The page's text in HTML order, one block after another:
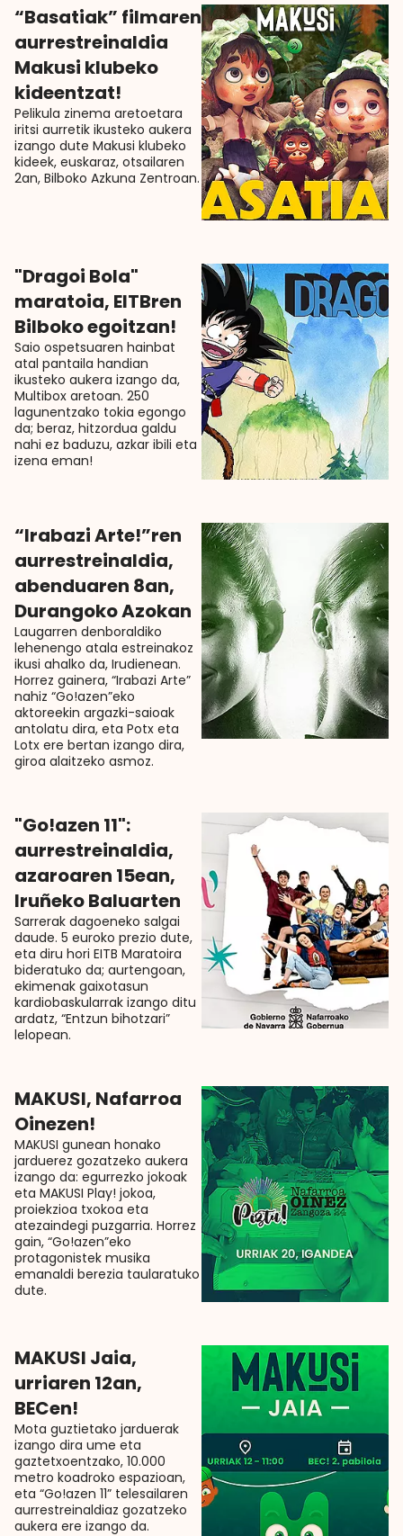
“Basatiak” filmaren
aurrestreinaldia
Makusi klubeko
kideentzat!
Pelikula zinema aretoetara
iritsi aurretik ikusteko aukera
izango dute Makusi klubeko
kideek, euskaraz, otsailaren
2an, Bilboko Azkuna Zentroan.
"Dragoi Bola"
maratoia, EITBren
Bilboko egoitzan!
Saio ospetsuaren hainbat
atal pantaila handian
ikusteko aukera izango da,
Multibox aretoan. 250
lagunentzako tokia egongo
da; beraz, hitzordua galdu
nahi ez baduzu, azkar ibili eta
izena eman!
“Irabazi Arte!”ren
aurrestreinaldia,
abenduaren 8an,
Durangoko Azokan
Laugarren denboraldiko
lehenengo atala estreinakoz
ikusi ahalko da, Irudienean.
Horrez gainera, “Irabazi Arte”
nahiz “Go!azen”eko
aktoreekin argazki-saioak
antolatu dira, eta Potx eta
Lotx ere bertan izango dira,
giroa alaitzeko asmoz.
"Go!azen 11":
aurrestreinaldia,
azaroaren 15ean,
Iruñeko Baluarten
Sarrerak dagoeneko salgai
daude. 5 euroko prezio dute,
eta diru hori EITB Maratoira
bideratuko da; aurtengoan,
ekimenak gaixotasun
kardiobaskularrak izango ditu
ardatz, “Entzun bihotzari”
lelopean.
MAKUSI, Nafarroa
Oinezen!
MAKUSI gunean honako
jarduerez gozatzeko aukera
izango da: egurrezko jokoak
eta MAKUSI Play! jokoa,
proiekzioa txokoa eta
atezaindegi puzgarria. Horrez
gain, “Go!azen”eko
protagonistek musika
emanaldi berezia taularatuko
dute.
MAKUSI Jaia,
urriaren 12an,
BECen!
Mota guztietako jarduerak
izango dira ume eta
gaztetxoentzako, 10.000
metro koadroko espazioan,
eta “Go!azen 11” telesailaren
aurrestreinaldiaz gozatzeko
aukera ere izango da.